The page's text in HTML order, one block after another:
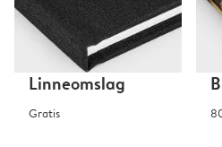
Linneomslag
Gratis